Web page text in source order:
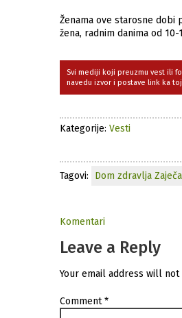
Ženama ove starosne dobi
žena, radnim danima od 10-
Svi mediji koji preuzmu vest ili
navedu izvor i postave link ka
Kategorije: Vesti
Tagovi: Dom zdravlja
Komentari
Leave a Reply
Your email address will
Comment*